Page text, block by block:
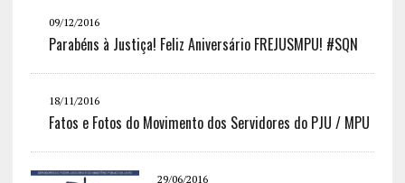
09/12/2016
Parabéns à Justiça! Feliz Aniversário FREJUSMPU! #SQN
18/11/2016
Fatos e Fotos do Movimento dos Servidores do PJU / MPU
29/06/2016